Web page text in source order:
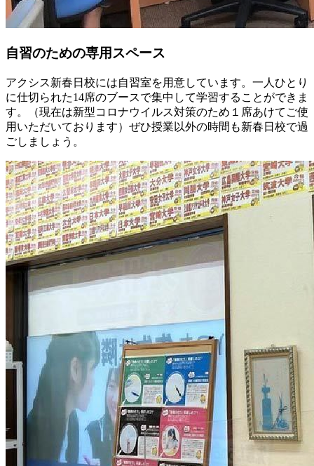
自習のための専用スペース
アクシス新春日校には自習室を用意しています。一人ひとり
に仕切られた14席のブースで集中して学習することができま
す。（現在は新型コロナウイルス対策のため１席あけてご使
用いただいております）ぜひ授業以外の時間も新春日校で過
ごしましょう。